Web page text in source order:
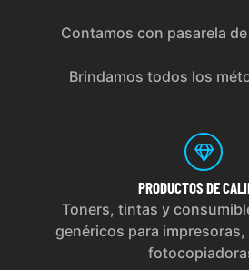
Contamos con pasarela
Brindamos todos los
PRODUCTOS DE
Toners, tintas y
genéricos para